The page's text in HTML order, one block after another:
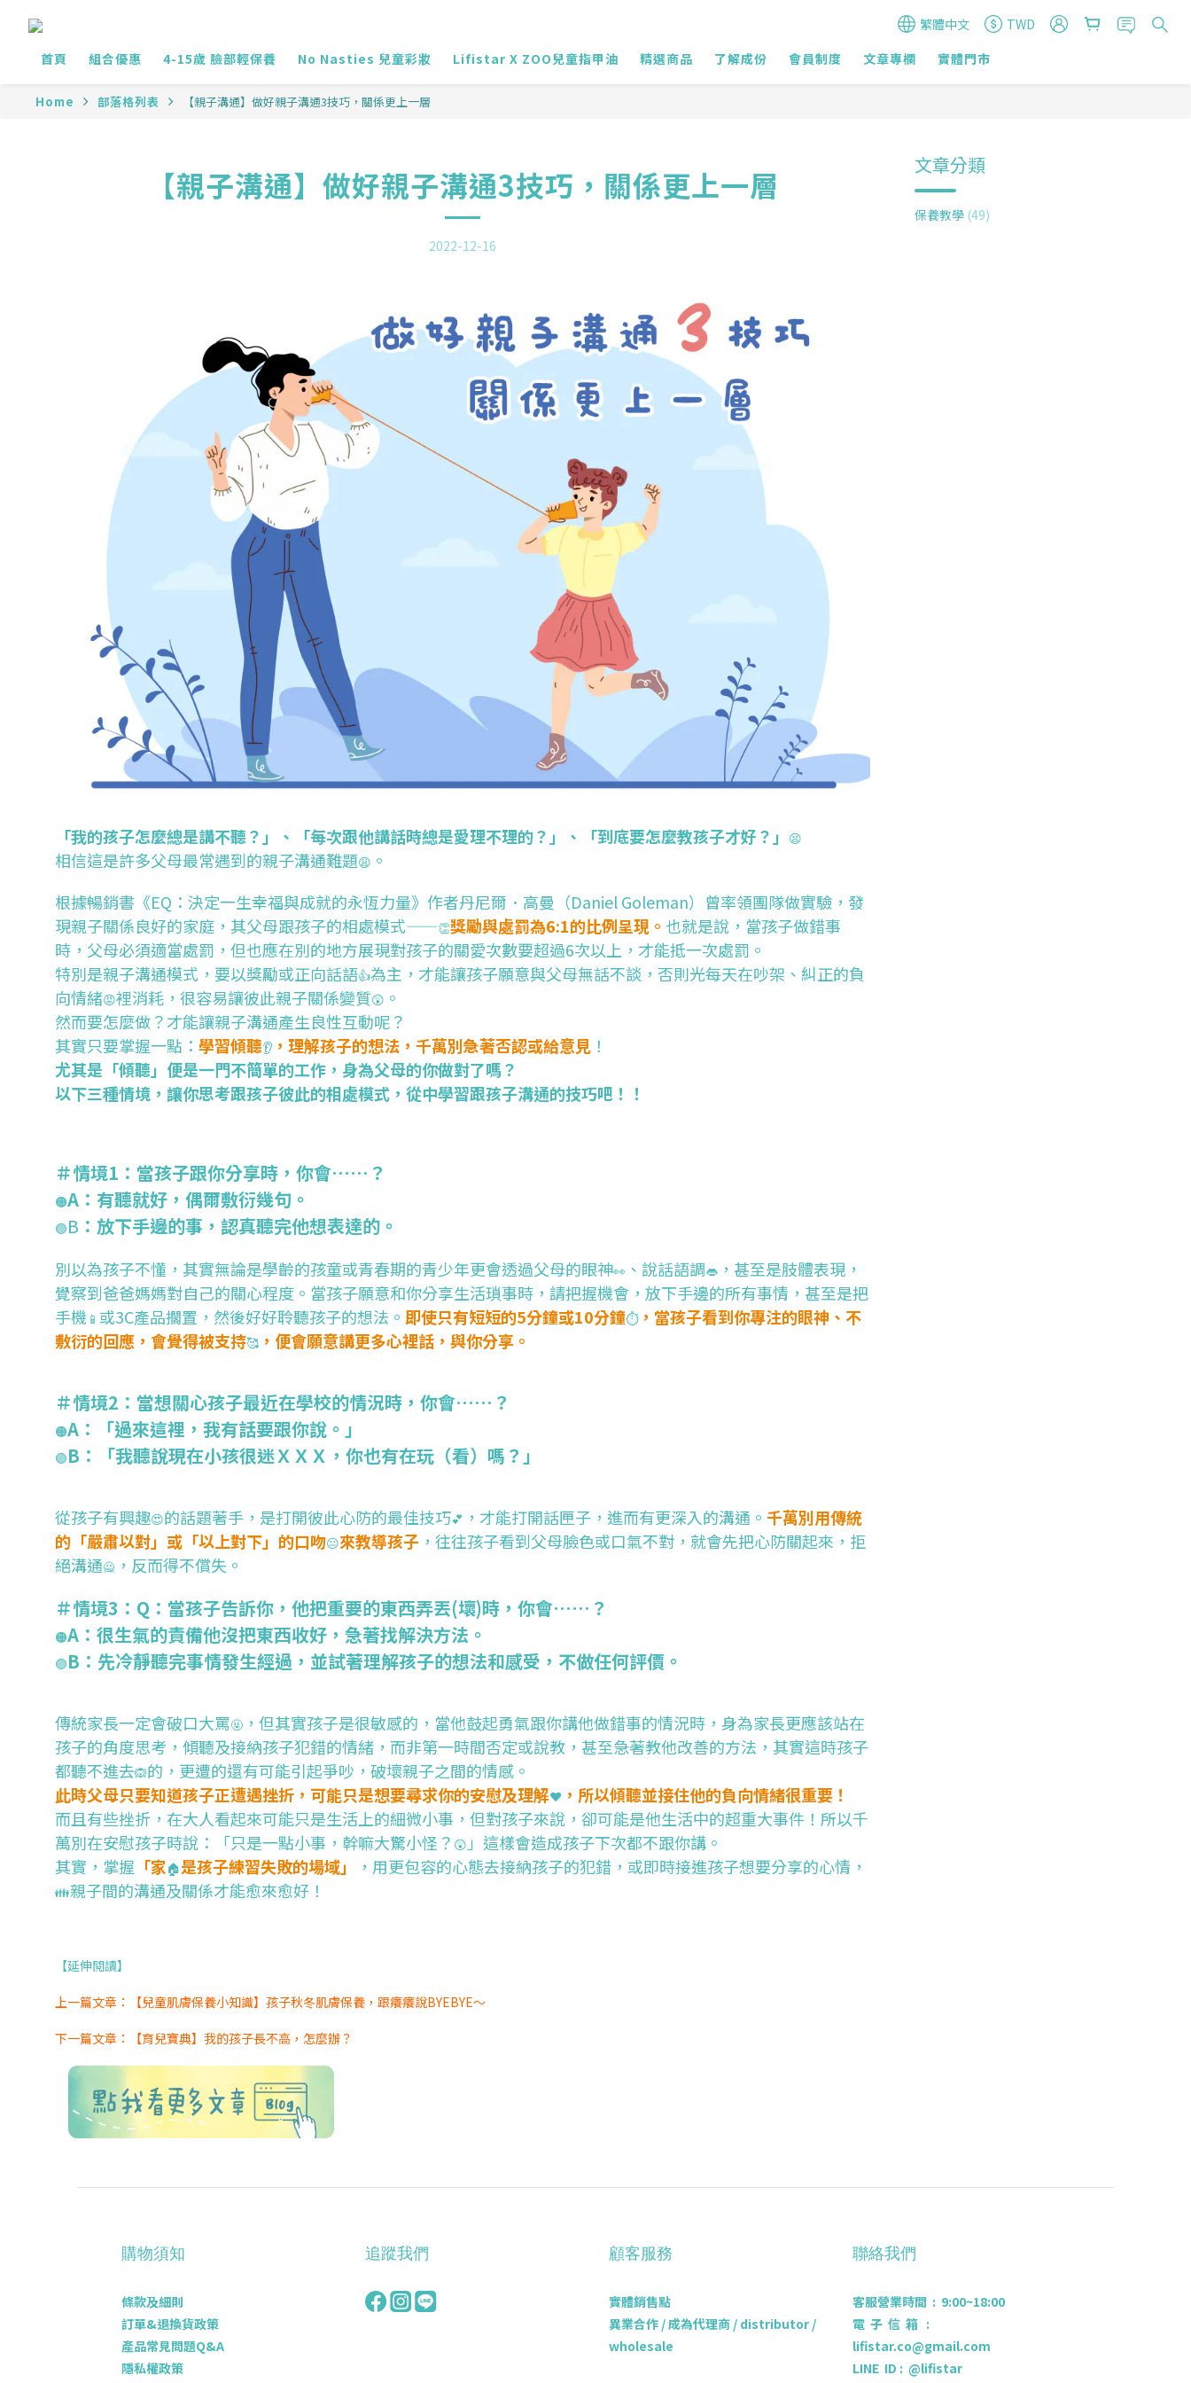
繁體中文
TWD
首頁
組合優惠 4-15歲 臉部輕保養 No Nasties 兒童彩妝 Lifistar X ZOO兒童指甲油 精選商品 了解成份 會員制度 文章專欄 實體門市
Home 部落格列表 【親子溝通】做好親子溝通3技巧，關係更上一層
【親子溝通】做好親子溝通3技巧，關係更上一層
2022-12-16
「我的孩子怎麼總是講不聽？」、「每次跟他講話時總是愛理不理的？」、「到底要怎麼教孩子才好？」 😫
相信這是許多父母最常遇到的親子溝通難題😩 。
根據暢銷書《EQ：決定一生幸福與成就的永恆力量》作者丹尼爾．高曼（Daniel Goleman）曾率領團隊做實驗，發
現親子關係良好的家庭，其父母跟孩子的相處模式——👏獎勵與處罰為6:1的比例呈現。 也就是說，當孩子做錯事
時，父母必須適當處罰，但也應在別的地方展現對孩子的關愛次數要超過6次以上，才能抵一次處罰。
特別是親子溝通模式，要以獎勵或正向話語👍為主，才能讓孩子願意與父母無話不談，否則光每天在吵架、糾正的負
向情緒😡裡消耗，很容易讓彼此親子關係變質😲 。
然而要怎麼做？才能讓親子溝通產生良性互動呢？
其實只要掌握一點： 學習傾聽👂 ，理解孩子的想法，千萬別急著否認或給意見 ！
尤其是「傾聽」便是一門不簡單的工作，身為父母的你做對了嗎？
以下三種情境，讓你思考跟孩子彼此的相處模式，從中學習跟孩子溝通的技巧吧！！
＃情境1：當孩子跟你分享時，你會……？
🟠A：有聽就好，偶爾敷衍幾句。
🟣B ：放下手邊的事，認真聽完他想表達的。
別以為孩子不懂，其實無論是學齡的孩童或青春期的青少年更會透過父母的眼神👀 、說話語調👄 ，甚至是肢體表現，
覺察到爸爸媽媽對自己的關心程度。當孩子願意和你分享生活瑣事時，請把握機會，放下手邊的所有事情，甚至是把
手機 📱 或3C產品擱置，然後好好聆聽孩子的想法。 即使只有短短的5分鐘或10分鐘⏱，當孩子看到你專注的眼神、不
敷衍的回應，會覺得被支持🥰 ，便會願意講更多心裡話，與你分享。
＃情境2：當想關心孩子最近在學校的情況時，你會……？
🟠A：「過來這裡，我有話要跟你說。」
🟣B：「我聽說現在小孩很迷ＸＸＸ，你也有在玩（看）嗎？」
從孩子有興趣😍的話題著手，是打開彼此心防的最佳技巧💕 ，才能打開話匣子，進而有更深入的溝通。 千萬別用傳統
的「嚴肅以對」或「以上對下」的口吻😐來教導孩子 ，往往孩子看到父母臉色或口氣不對，就會先把心防關起來，拒
絕溝通🙅 ，反而得不償失。
＃情境3：Q：當孩子告訴你，他把重要的東西弄丟(壞)時，你會……？
🟠A：很生氣的責備他沒把東西收好，急著找解決方法。
🟣B：先冷靜聽完事情發生經過，並試著理解孩子的想法和感受，不做任何評價。
傳統家長一定會破口大罵🤬 ，但其實孩子是很敏感的，當他鼓起勇氣跟你講他做錯事的情況時，身為家長更應該站在
孩子的角度思考，傾聽及接納孩子犯錯的情緒，而非第一時間否定或說教，甚至急著教他改善的方法，其實這時孩子
都聽不進去🙉的，更遭的還有可能引起爭吵，破壞親子之間的情感。
此時父母只要知道孩子正遭遇挫折，可能只是想要尋求你的安慰及理解❤️ ，所以傾聽並接住他的負向情緒很重要！
而且有些挫折，在大人看起來可能只是生活上的細微小事，但對孩子來說，卻可能是他生活中的超重大事件！所以千
萬別在安慰孩子時說：「只是一點小事，幹嘛大驚小怪？ 😲」這樣會造成孩子下次都不跟你講。
其實，掌握 「家🏠是孩子練習失敗的場域」 ，用更包容的心態去接納孩子的犯錯，或即時接進孩子想要分享的心情，
👪親子間的溝通及關係才能愈來愈好！
【延伸閱讀】
上一篇文章： 【兒童肌膚保養小知識】孩子秋冬肌膚保養，跟癢癢說BYEBYE～
下一篇文章： 【育兒寶典】我的孩子長不高，怎麼辦？
文章分類
保養教學 (49)
購物須知
條款及細則
訂單&退換貨政策
產品常見問題Q&A
隱私權政策
追蹤我們 顧客服務
實體銷售點
異業合作 / 成為代理商 / distributor /
wholesale
聯絡我們
客服營業時間 : 9:00~18:00
電 子 信 箱 :
lifistar.co@gmail.com
LINE ID : @lifistar